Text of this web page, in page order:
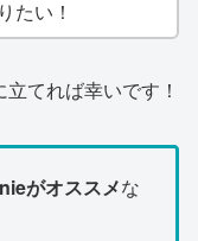
たい！
てれば幸いです！
がオススメな